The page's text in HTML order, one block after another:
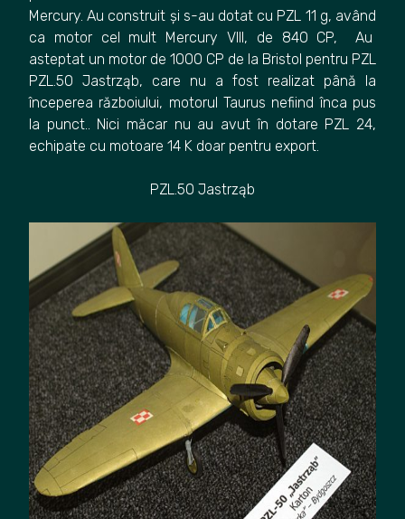
Mercury. Au construit și s-au dotat cu PZL 11 g, având
ca motor cel mult Mercury VIII, de 840 CP, Au
asteptat un motor de 1000 CP de la Bristol pentru PZL
PZL.50 Jastrząb, care nu a fost realizat până la
începerea războiului, motorul Taurus nefiind înca pus
la punct.. Nici măcar nu au avut în dotare PZL 24,
echipate cu motoare 14 K doar pentru export.
PZL.50 Jastrząb